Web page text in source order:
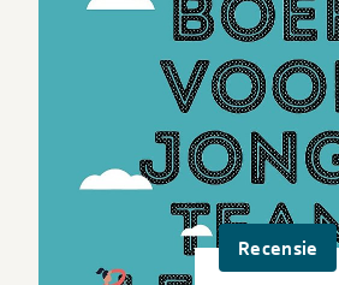
Recensie